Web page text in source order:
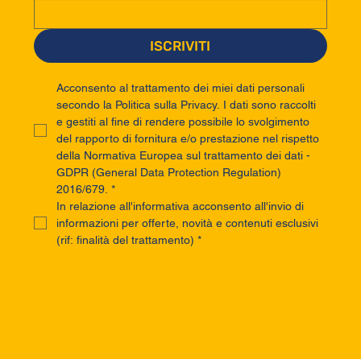
ISCRIVITI
Acconsento al trattamento dei miei dati personali
secondo la Politica sulla Privacy. I dati sono raccolti
e gestiti al fine di rendere possibile lo svolgimento
del rapporto di fornitura e/o prestazione nel rispetto
della Normativa Europea sul trattamento dei dati -
GDPR (General Data Protection Regulation)
2016/679. *
In relazione all'informativa acconsento all'invio di
informazioni per offerte, novità e contenuti esclusivi
(rif: finalità del trattamento) *